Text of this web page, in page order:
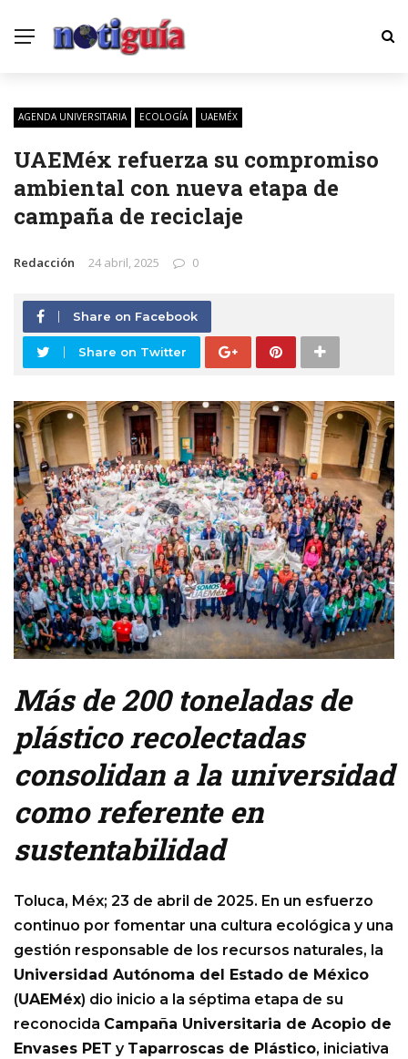
AGENDA UNIVERSITARIA ECOLOGÍA UAEMÉX
UAEMéx refuerza su compromiso
ambiental con nueva etapa de
campaña de reciclaje
Redacción 24 abril, 2025 0
Share on Facebook
Share on Twitter
Más de 200 toneladas de
plástico recolectadas
consolidan a la universidad
como referente en
sustentabilidad
Toluca, Méx; 23 de abril de 2025. En un esfuerzo
continuo por fomentar una cultura ecológica y una
gestión responsable de los recursos naturales, la
Universidad Autónoma del Estado de México
(UAEMéx) dio inicio a la séptima etapa de su
reconocida Campaña Universitaria de Acopio de
Envases PET y Taparroscas de Plástico, iniciativa